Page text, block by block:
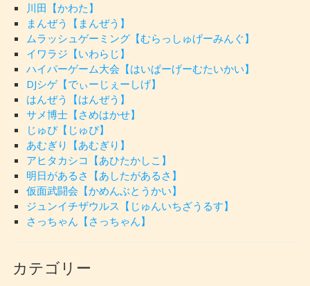
川田【かわた】
まんぜう【まんぜう】
ムラッシュゲーミング【むらっしゅげーみんぐ】
イワラジ【いわらじ】
ハイパーゲーム大会【はいぱーげーむたいかい】
DJシゲ【でぃーじぇーしげ】
はんぜう【はんぜう】
サメ博士【さめはかせ】
じゅぴ【じゅぴ】
あむぎり【あむぎり】
アヒタカシコ【あひたかしこ】
明日があるさ【あしたがあるさ】
仮面武闘会【かめんぶとうかい】
ジュンイチザウルス【じゅんいちざうるす】
さっちゃん【さっちゃん】
カテゴリー